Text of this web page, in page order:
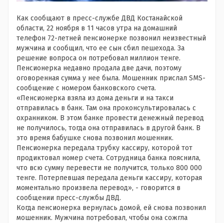
Как сообщают в пресс-службе ДВД Костанайской
области, 22 ноября в 11 часов утра на домашний
телефон 72-летней пенсионерке позвонил неизвестный
мужчина и сообщил, что ее сын сбил пешехода. За
решение вопроса он потребовал миллион тенге.
Пенсионерка недавно продала две дачи, поэтому
оговоренная сумма у нее была. Мошенник прислал SMS-
сообщение с номером банковского счета.
«Пенсионерка взяла из дома деньги и на такси
отправилась в банк. Там она проконсультировалась с
охранником. В этом банке провести денежный перевод
не получилось, тогда она отправилась в другой банк. В
это время бабушке снова позвонил мошенник.
Пенсионерка передала трубку кассиру, которой тот
продиктовал номер счета. Сотрудница банка пояснила,
что всю сумму перевести не получится, только 800 000
тенге. Потерпевшая передала деньги кассиру, которая
моментально произвела перевод», - говорится в
сообщении пресс-службы ДВД.
Когда пенсионерка вернулась домой, ей снова позвонил
мошенник. Мужчина потребовал, чтобы она сожгла